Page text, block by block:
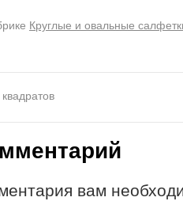
Круглые и овальные
вам